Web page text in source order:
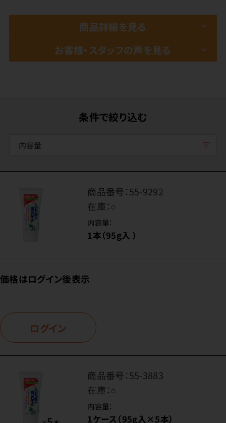
商品詳細を見る
お客様・スタッフの声を見る
条件で絞り込む
内容量
商品番号：55-9292
在庫：○
内容量：
1本（95g入 ）
価格はログイン後表示
ログイン
商品番号：55-3883
在庫：○
内容量：
1ケース（95g入×5本）